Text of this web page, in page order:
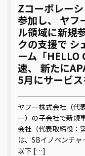
Zコーポレー
参加し、 ヤフ
ル領域に新規
クの支援で シ
ーム「HELLO
速、 新たに
5月にサービ
ヤフー株式会社（代
ー）の子会社で新規
会社（代表取締役：
は、SBイノベンチ
以下 […]